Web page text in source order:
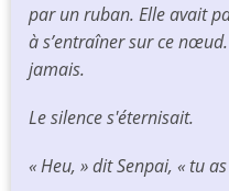
par un ruban. Elle avait
à s’entraîner sur ce
jamais.
Le silence s'éternisait.
« Heu, » dit Senpai, « tu